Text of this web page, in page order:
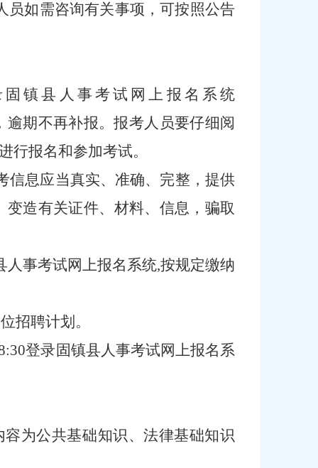
员如需咨询有关事项，可按照公告
固镇县人事考试网上报名系统
逾期不再补报。报考人员要仔细阅
行报名和参加考试。
信息应当真实、准确、完整，提供
造有关证件、材料、信息，骗取
人事考试网上报名系统,按规定缴纳
招聘计划。
登录固镇县人事考试网上报名系
容为公共基础知识、法律基础知识